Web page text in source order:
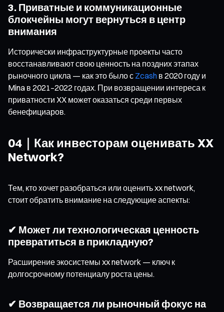
3. Приватные и коммуникационные
блокчейны могут вернуться в центр
внимания
Исторически инфраструктурные проекты часто
восстанавливают свою ценность на поздних этапах
рыночного цикла — как это было с Zcash в 2020 году и
Mina в 2021–2022 годах. При возвращении интереса к
приватности XX может оказаться среди первых
бенефициаров.
04｜Как инвесторам оценивать XX
Network?
Тем, кто хочет разобраться или оценить xx network,
стоит обратить внимание на следующие аспекты:
✔ Может ли технологическая ценность
превратиться в прикладную?
Расширение экосистемы xx network — ключ к
долгосрочному потенциалу роста цены.
✔ Возвращается ли рыночный фокус на